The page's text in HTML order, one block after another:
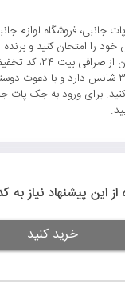
جانبی، فروشگاه لوازم
را امتحان کنید و برنده
، تتر رایگان از
شوید. هر کاربر 3 شانس دارد و با
برای ورود به جک پات
از این پیشنهاد نیاز
خرید کنید